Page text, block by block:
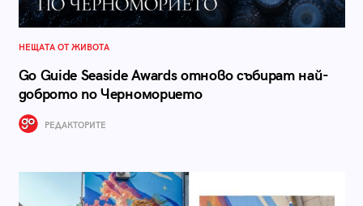
НЕЩАТА ОТ ЖИВОТА
Go Guide Seaside Awards отново събират най-
доброто по Черноморието
РЕДАКТОРИТЕ